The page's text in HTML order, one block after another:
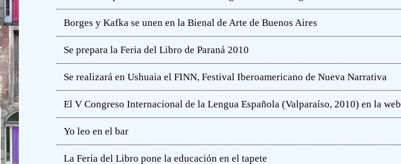
Borges y Kafka se unen en la Bienal de Arte de Buenos Aires
Se prepara la Feria del Libro de Paraná 2010
Se realizará en Ushuaia el FINN, Festival Iberoamericano de Nueva Narrativa
El V Congreso Internacional de la Lengua Española (Valparaíso, 2010) en la web
Yo leo en el bar
La Feria del Libro pone la educación en el tapete